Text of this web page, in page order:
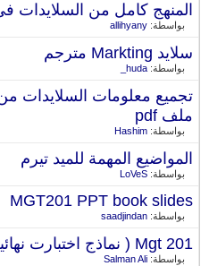
المنهج كامل من السلايدات في 15 صفحة
بواسطة:allihyany
سلايد Markting مترجم
بواسطة:huda_
ملف pdf
بواسطة:Hashim
المواضيع المهمة للميد تيرم
بواسطة:LoVeS
MGT201 PPT book slides
بواسطة:saadjindan
Mgt 201 ( نماذج اختبارت نهائية )
بواسطة:Salman Ali